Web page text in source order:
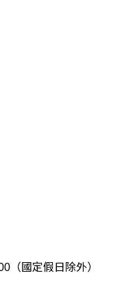
（國定假日除外）